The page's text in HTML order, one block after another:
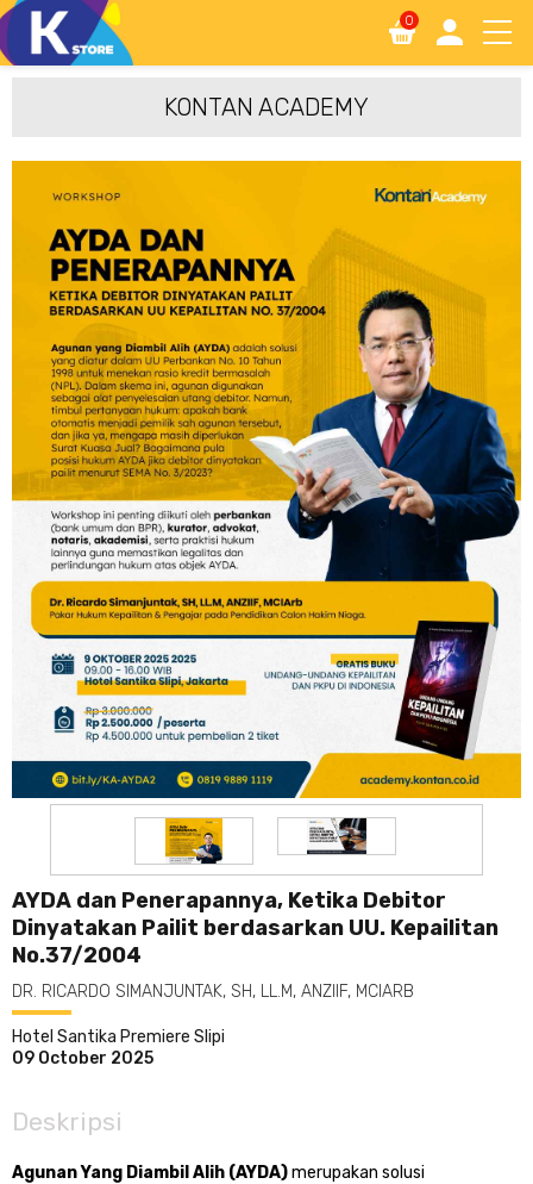
0
KONTAN ACADEMY
AYDA dan Penerapannya, Ketika Debitor
Dinyatakan Pailit berdasarkan UU. Kepailitan
No.37/2004
DR. RICARDO SIMANJUNTAK, SH, LL.M, ANZIIF, MCIARB
Hotel Santika Premiere Slipi
09 October 2025
Deskripsi
Agunan Yang Diambil Alih (AYDA)merupakan solusi